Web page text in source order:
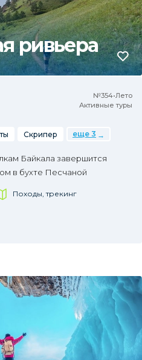
ривьера
№354•Лето
Активные туры
Скрипер еще 3
Байкала завершится
в бухте Песчаной
Походы, трекинг